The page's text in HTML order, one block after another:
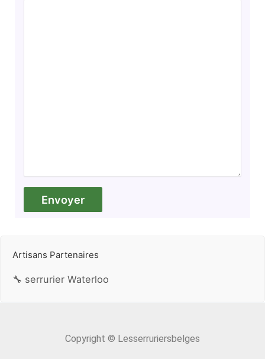
Artisans Partenaires
🔧 serrurier Waterloo
Copyright © Lesserruriersbelges